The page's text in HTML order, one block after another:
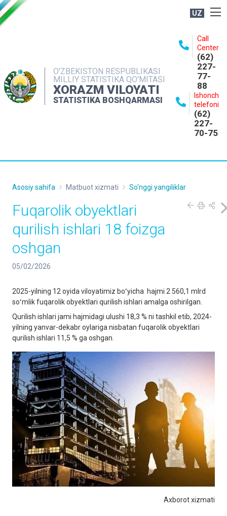
UZ
O'ZBEKISTON RESPUBLIKASI
MILLIY STATISTIKA QO'MITASI
XORAZM VILOYATI
STATISTIKA BOSHQARMASI
Call
Center
(62)
227-
77-
88
Ishonch
telefoni
(62)
227-
70-75
NASHRLAR
INTERAKTIV XIZMATLAR
MATBUOT XIZMATI
Asosiy sahifa Matbuot xizmati So'nggi yangiliklar
Fuqarolik obyektlari
qurilish ishlari 18 foizga
oshgan
05/02/2026
2025-yilning 12 oyida viloyatimiz boʻyicha hajmi 2 560,1 mlrd
soʻmlik fuqarolik obyektlari qurilish ishlari amalga oshirilgan.
Qurilish ishlari jami hajmidagi ulushi 18,3 % ni tashkil etib, 2024-
yilning yanvar-dekabr oylariga nisbatan fuqarolik obyektlari
qurilish ishlari 11,5 % ga oshgan.
Axborot xizmati